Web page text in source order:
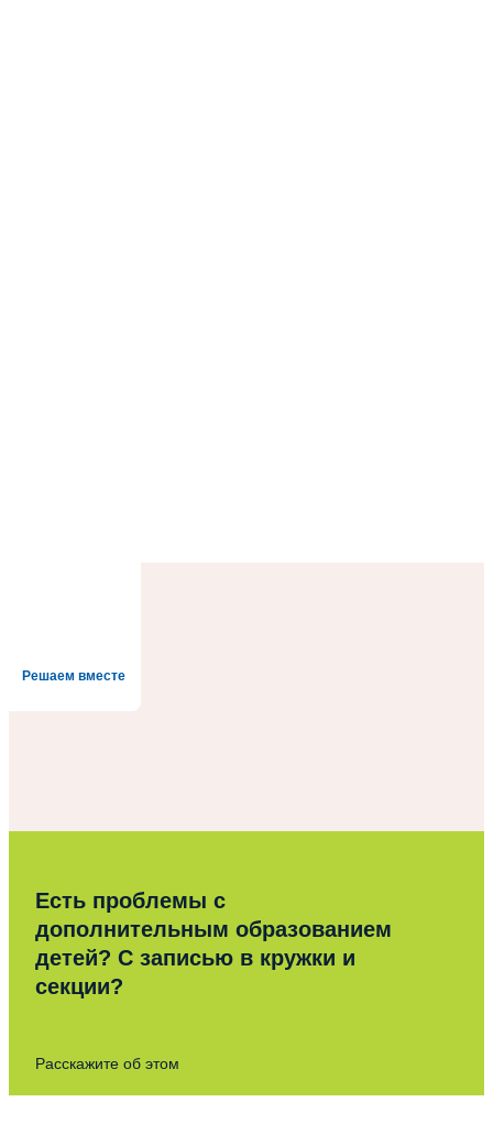
Решаем вместе
Есть проблемы с
дополнительным образованием
детей? С записью в кружки и
секции?
Расскажите об этом